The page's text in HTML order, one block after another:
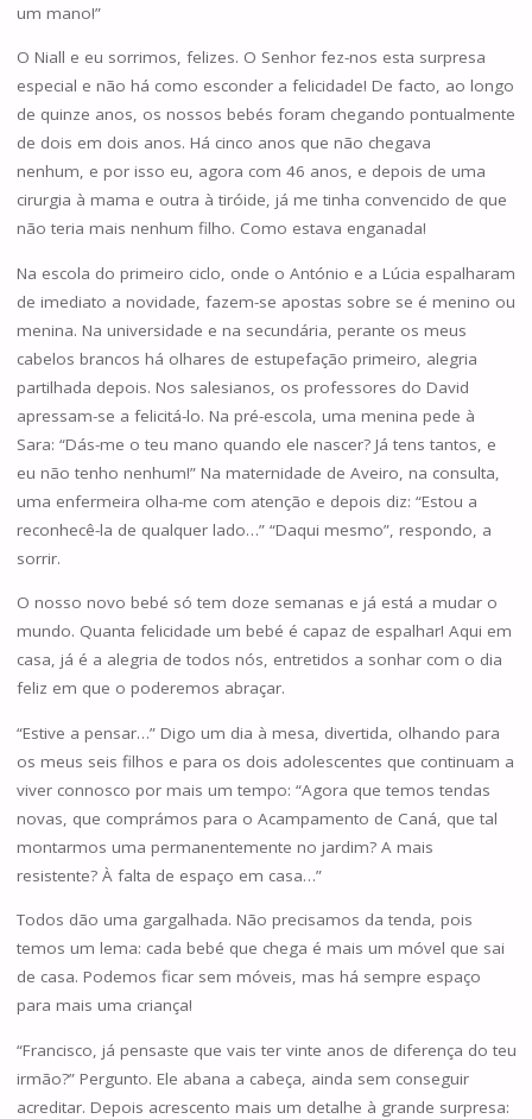
um mano!”
O Niall e eu sorrimos, felizes. O Senhor fez-nos esta surpresa
especial e não há como esconder a felicidade! De facto, ao longo
de quinze anos, os nossos bebés foram chegando pontualmente
de dois em dois anos. Há cinco anos que não chegava
nenhum, e por isso eu, agora com 46 anos, e depois de uma
cirurgia à mama e outra à tiróide, já me tinha convencido de que
não teria mais nenhum filho. Como estava enganada!
Na escola do primeiro ciclo, onde o António e a Lúcia espalharam
de imediato a novidade, fazem-se apostas sobre se é menino ou
menina. Na universidade e na secundária, perante os meus
cabelos brancos há olhares de estupefação primeiro, alegria
partilhada depois. Nos salesianos, os professores do David
apressam-se a felicitá-lo. Na pré-escola, uma menina pede à
Sara: “Dás-me o teu mano quando ele nascer? Já tens tantos, e
eu não tenho nenhum!” Na maternidade de Aveiro, na consulta,
uma enfermeira olha-me com atenção e depois diz: “Estou a
reconhecê-la de qualquer lado…” “Daqui mesmo”, respondo, a
sorrir.
O nosso novo bebé só tem doze semanas e já está a mudar o
mundo. Quanta felicidade um bebé é capaz de espalhar! Aqui em
casa, já é a alegria de todos nós, entretidos a sonhar com o dia
feliz em que o poderemos abraçar.
“Estive a pensar…” Digo um dia à mesa, divertida, olhando para
os meus seis filhos e para os dois adolescentes que continuam a
viver connosco por mais um tempo: “Agora que temos tendas
novas, que comprámos para o Acampamento de Caná, que tal
montarmos uma permanentemente no jardim? A mais
resistente? À falta de espaço em casa…”
Todos dão uma gargalhada. Não precisamos da tenda, pois
temos um lema: cada bebé que chega é mais um móvel que sai
de casa. Podemos ficar sem móveis, mas há sempre espaço
para mais uma criança!
“Francisco, já pensaste que vais ter vinte anos de diferença do teu
irmão?” Pergunto. Ele abana a cabeça, ainda sem conseguir
acreditar. Depois acrescento mais um detalhe à grande surpresa: